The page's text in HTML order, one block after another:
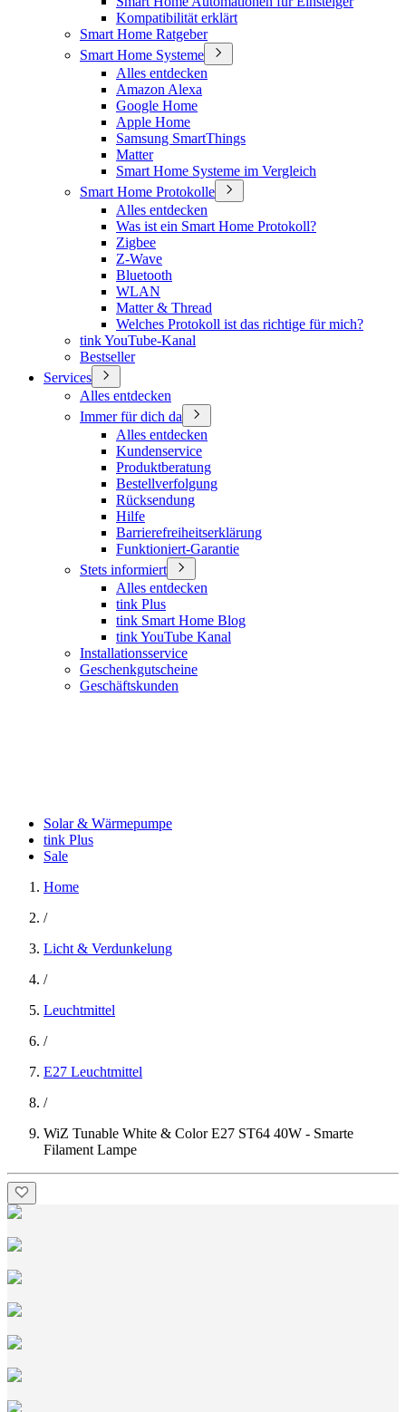
Kompatibilität erklärt
Smart Home Ratgeber
Smart Home Systeme
Alles entdecken
Amazon Alexa
Google Home
Apple Home
Samsung SmartThings
Matter
Smart Home Systeme im Vergleich
Smart Home Protokolle
Alles entdecken
Was ist ein Smart Home Protokoll?
Zigbee
Z-Wave
Bluetooth
WLAN
Matter & Thread
Welches Protokoll ist das richtige für mich?
tink YouTube-Kanal
Bestseller
Services
Alles entdecken
Immer für dich da
Alles entdecken
Kundenservice
Produktberatung
Bestellverfolgung
Rücksendung
Hilfe
Barrierefreiheitserklärung
Funktioniert-Garantie
Stets informiert
Alles entdecken
tink Plus
tink Smart Home Blog
tink YouTube Kanal
Installationsservice
Geschenkgutscheine
Geschäftskunden
Solar & Wärmepumpe
tink Plus
Sale
Home
/
Licht & Verdunkelung
/
Leuchtmittel
/
E27 Leuchtmittel
/
WiZ Tunable White & Color E27 ST64 40W - Smarte
Filament Lampe